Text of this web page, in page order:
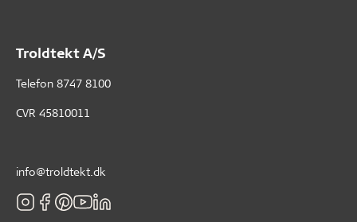
Troldtekt A/S
Telefon 8747 8100
CVR 45810011
info@troldtekt.dk